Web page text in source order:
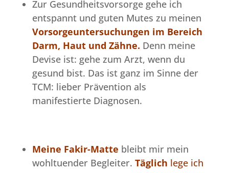
Zur Gesundheitsvorsorge gehe ich
entspannt und guten Mutes zu meinen
Vorsorgeuntersuchungen im Bereich
Darm, Haut und Zähne. Denn meine
Devise ist: gehe zum Arzt, wenn du
gesund bist. Das ist ganz im Sinne der
TCM: lieber Prävention als
manifestierte Diagnosen.
Meine Fakir-Matte bleibt mir mein
wohltuender Begleiter. Täglich lege ich